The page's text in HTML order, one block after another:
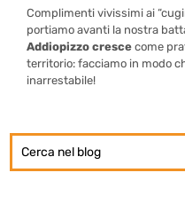
Complimenti vivissimi ai
portiamo avanti la nostra
Addiopizzo cresce come
territorio: facciamo in modo
inarrestabile!